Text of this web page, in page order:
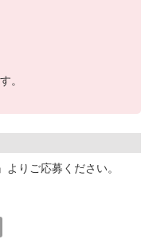
。
よりご応募ください。
スムーズです。